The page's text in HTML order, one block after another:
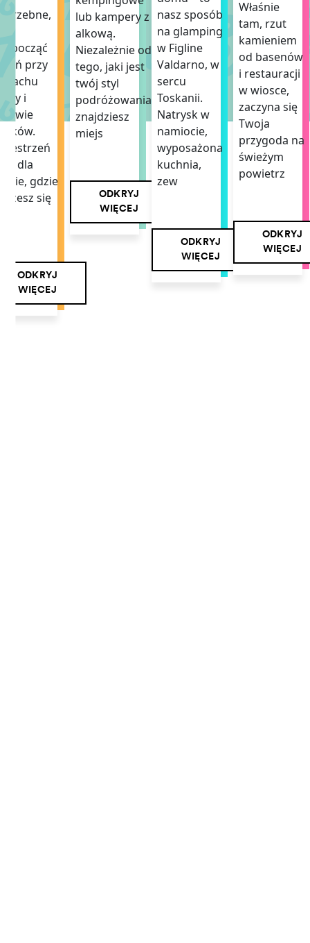
przy
i
dla
gdzie
się
ODKRYJ
WIĘCEJ
lub kampery z
alkową.
Niezależnie od
tego, jaki jest
twój styl
podróżowania,
znajdziesz
miejs
ODKRYJ
WIĘCEJ
nasz sposób
na glamping
w Figline
Valdarno, w
sercu
Toskanii.
Natrysk w
namiocie,
wyposażona
kuchnia,
zew
ODKRYJ
WIĘCEJ
Właśnie
tam, rzut
kamieniem
od basenów
i restauracji
w wiosce,
zaczyna się
Twoja
przygoda na
świeżym
powietrz
ODKRYJ
WIĘCEJ